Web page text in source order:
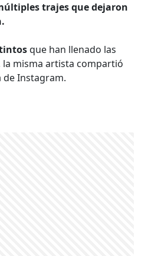
trajes que dejaron
que han llenado las
la misma artista compartió
de Instagram.